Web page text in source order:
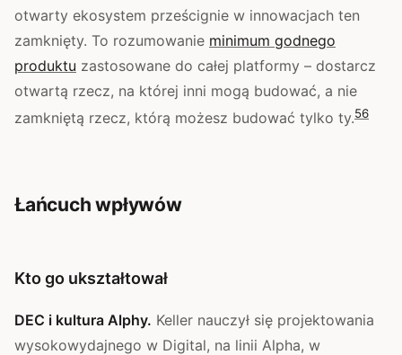
otwarty ekosystem prześcignie w innowacjach ten
zamknięty. To rozumowanie minimum godnego
produktu zastosowane do całej platformy – dostarcz
otwartą rzecz, na której inni mogą budować, a nie
zamkniętą rzecz, którą możesz budować tylko ty.56
Łańcuch wpływów
Kto go ukształtował
DEC i kultura Alphy. Keller nauczył się projektowania
wysokowydajnego w Digital, na linii Alpha, w